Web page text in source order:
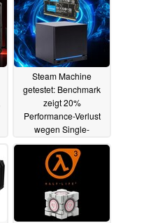
Steam Machine
getestet: Benchmark
zeigt 20%
Performance-Verlust
wegen Single-
Channel-RAM30.06.2026